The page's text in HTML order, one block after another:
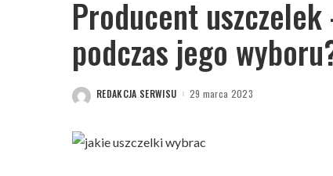
Producent
podczas jego
POSTED
REDAKCJA SERWISU 29 marca 2023